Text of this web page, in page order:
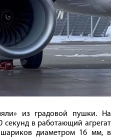
из градовой пушки. На
секунд в работающий агрегат
шариков диаметром 16 мм, в